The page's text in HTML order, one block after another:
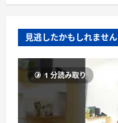
見逃したかもしれません
1 分読み取り